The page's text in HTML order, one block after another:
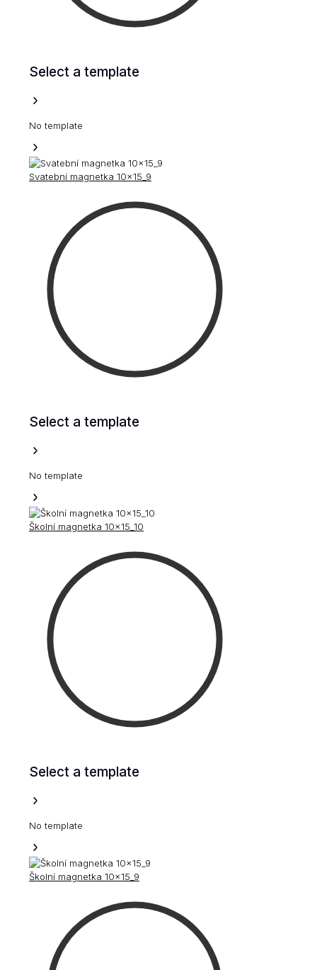
Select a template
No template
Svatební magnetka 10x15_9
Select a template
No template
Školní magnetka 10x15_10
Select a template
No template
Školní magnetka 10x15_9